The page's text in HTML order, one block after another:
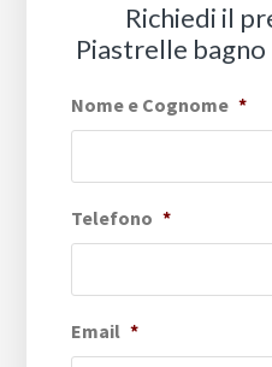
Richiedi il
Piastrelle
Nome e Cognome *
Telefono *
Email *